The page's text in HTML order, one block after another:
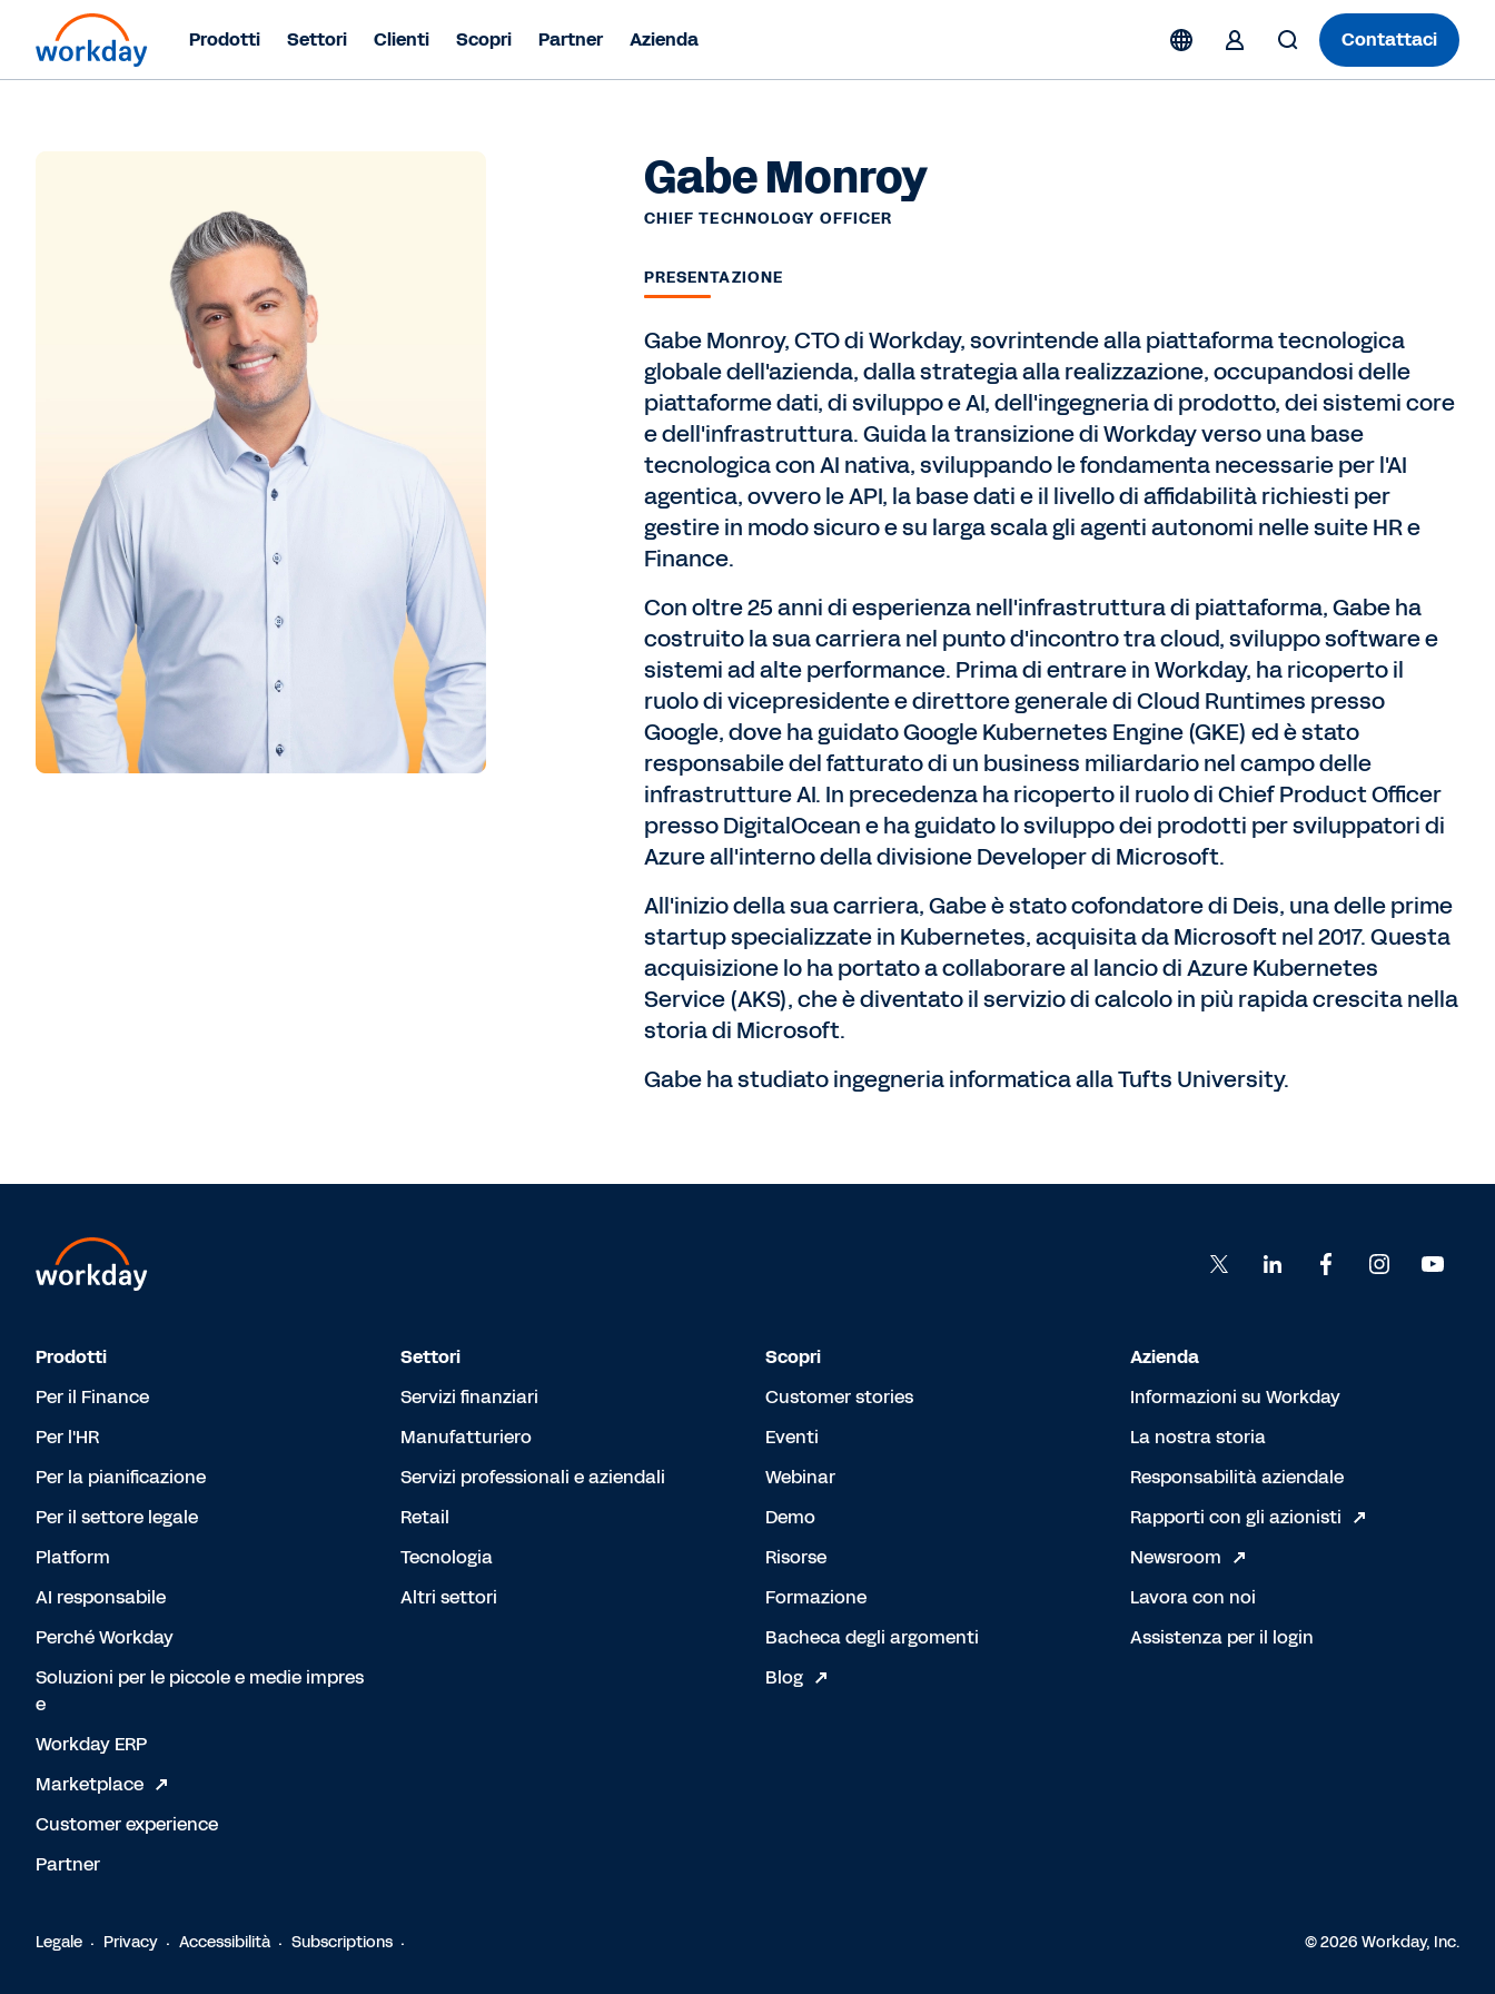
Prodotti Settori Clienti Scopri Partner Azienda Contattaci
Gabe Monroy
CHIEF TECHNOLOGY OFFICER
PRESENTAZIONE
Gabe Monroy, CTO di Workday, sovrintende alla piattaforma tecnologica
globale dell'azienda, dalla strategia alla realizzazione, occupandosi delle
piattaforme dati, di sviluppo e AI, dell'ingegneria di prodotto, dei sistemi core
e dell'infrastruttura. Guida la transizione di Workday verso una base
tecnologica con AI nativa, sviluppando le fondamenta necessarie per l'AI
agentica, ovvero le API, la base dati e il livello di affidabilità richiesti per
gestire in modo sicuro e su larga scala gli agenti autonomi nelle suite HR e
Finance.
Con oltre 25 anni di esperienza nell'infrastruttura di piattaforma, Gabe ha
costruito la sua carriera nel punto d'incontro tra cloud, sviluppo software e
sistemi ad alte performance. Prima di entrare in Workday, ha ricoperto il
ruolo di vicepresidente e direttore generale di Cloud Runtimes presso
Google, dove ha guidato Google Kubernetes Engine (GKE) ed è stato
responsabile del fatturato di un business miliardario nel campo delle
infrastrutture AI. In precedenza ha ricoperto il ruolo di Chief Product Officer
presso DigitalOcean e ha guidato lo sviluppo dei prodotti per sviluppatori di
Azure all'interno della divisione Developer di Microsoft.
All'inizio della sua carriera, Gabe è stato cofondatore di Deis, una delle prime
startup specializzate in Kubernetes, acquisita da Microsoft nel 2017. Questa
acquisizione lo ha portato a collaborare al lancio di Azure Kubernetes
Service (AKS), che è diventato il servizio di calcolo in più rapida crescita nella
storia di Microsoft.
Gabe ha studiato ingegneria informatica alla Tufts University.
Prodotti
Per il Finance
Per l'HR
Per la pianificazione
Per il settore legale
Platform
AI responsabile
Perché Workday
Soluzioni per le piccole e medie impres
e
Workday ERP
Marketplace
Customer experience
Partner
Settori
Servizi finanziari
Manufatturiero
Servizi professionali e aziendali
Retail
Tecnologia
Altri settori
Scopri
Customer stories
Eventi
Webinar
Demo
Risorse
Formazione
Bacheca degli argomenti
Blog
Azienda
Informazioni su Workday
La nostra storia
Responsabilità aziendale
Rapporti con gli azionisti
Newsroom
Lavora con noi
Assistenza per il login
Legale Privacy Accessibilità Subscriptions © 2026 Workday, Inc.